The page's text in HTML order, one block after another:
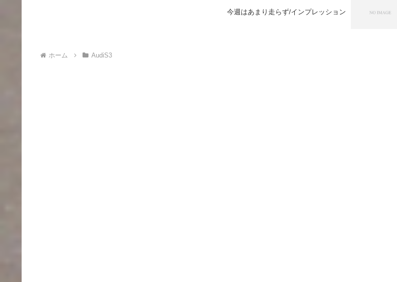
今週はあまり走らず/インプレッション
ホーム AudiS3